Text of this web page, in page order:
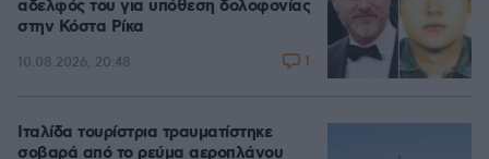
αδελφός του για υπόθεση δολοφονίας
στην Κόστα Ρίκα
10.08.2026, 20:48 1
Ιταλίδα τουρίστρια τραυματίστηκε
σοβαρά από το ρεύμα αεροπλάνου